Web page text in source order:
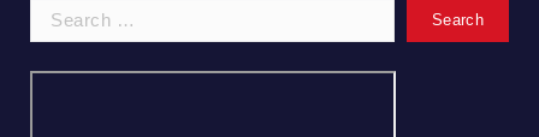
Search
for: